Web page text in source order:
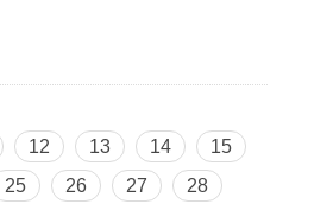
12 13 14
15
25 26 27
28